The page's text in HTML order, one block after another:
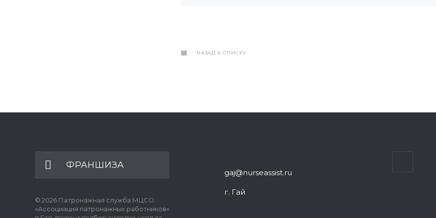
НАЗАД К СПИСКУ
ФРАНШИЗА
© 2026 Патронажная служба МЦСО
«Ассоциация патронажных работников»
gaj@nurseassist.ru
г. Гай